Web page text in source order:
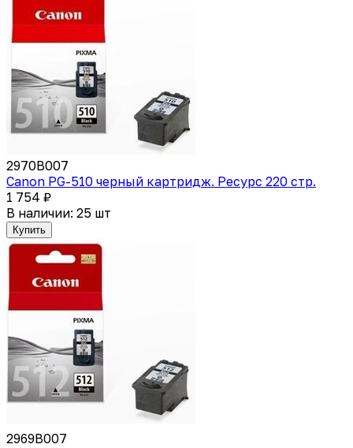
2970B007
Canon PG-510 черный картридж. Ресурс 220 стр.
1 754 ₽
В наличии: 25 шт
Купить
2969B007